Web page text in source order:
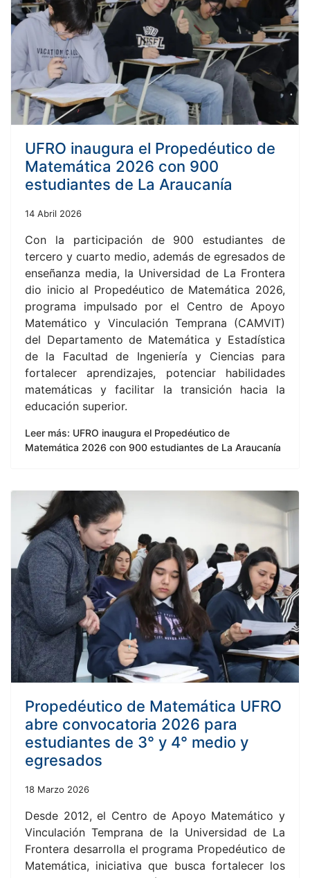
UFRO inaugura el Propedéutico de
Matemática 2026 con 900
estudiantes de La Araucanía
14 Abril 2026
Con la participación de 900 estudiantes de
tercero y cuarto medio, además de egresados de
enseñanza media, la Universidad de La Frontera
dio inicio al Propedéutico de Matemática 2026,
programa impulsado por el Centro de Apoyo
Matemático y Vinculación Temprana (CAMVIT)
del Departamento de Matemática y Estadística
de la Facultad de Ingeniería y Ciencias para
fortalecer aprendizajes, potenciar habilidades
matemáticas y facilitar la transición hacia la
educación superior.
Leer más: UFRO inaugura el Propedéutico de
Matemática 2026 con 900 estudiantes de La Araucanía
Propedéutico de Matemática UFRO
abre convocatoria 2026 para
estudiantes de 3° y 4° medio y
egresados
18 Marzo 2026
Desde 2012, el Centro de Apoyo Matemático y
Vinculación Temprana de la Universidad de La
Frontera desarrolla el programa Propedéutico de
Matemática, iniciativa que busca fortalecer los